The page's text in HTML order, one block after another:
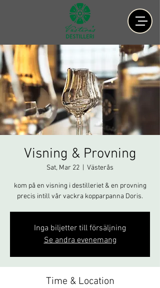
Visning & Provning
Sat, Mar 22 Västerås
kom på en visning i destilleriet & en provning
precis intill vår vackra kopparpanna Doris.
Inga biljetter till försäljning
Se andra evenemang
Time & Location